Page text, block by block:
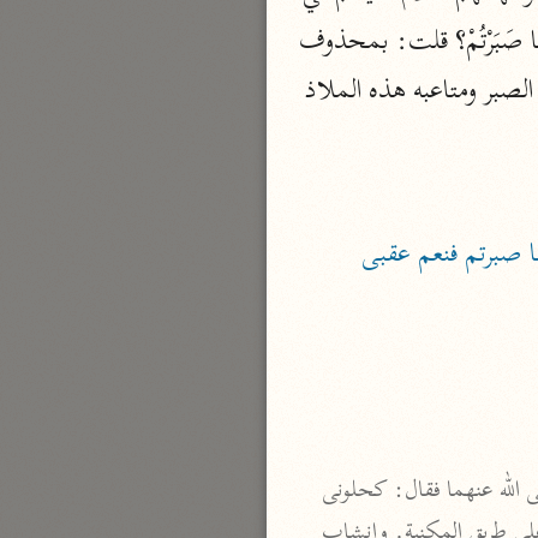
نحو ٣ مجلدات
الوجيز
ابن أبي زمنين (٣٩٩ هـ)
نحو مجلدين
٢٣ مجلدًا
تقديره: هذا بما صبرتم، يعنون هذا الثواب بسبب صبركم، أو بدل ما احتملتم من مشاق الصبر ومتاعبه هذه الملاذ